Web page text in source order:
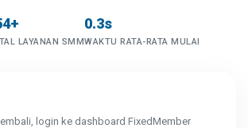
LAYANAN SMM
0.3s
WAKTU RATA-RATA MULAI
login ke dashboard FixedMember